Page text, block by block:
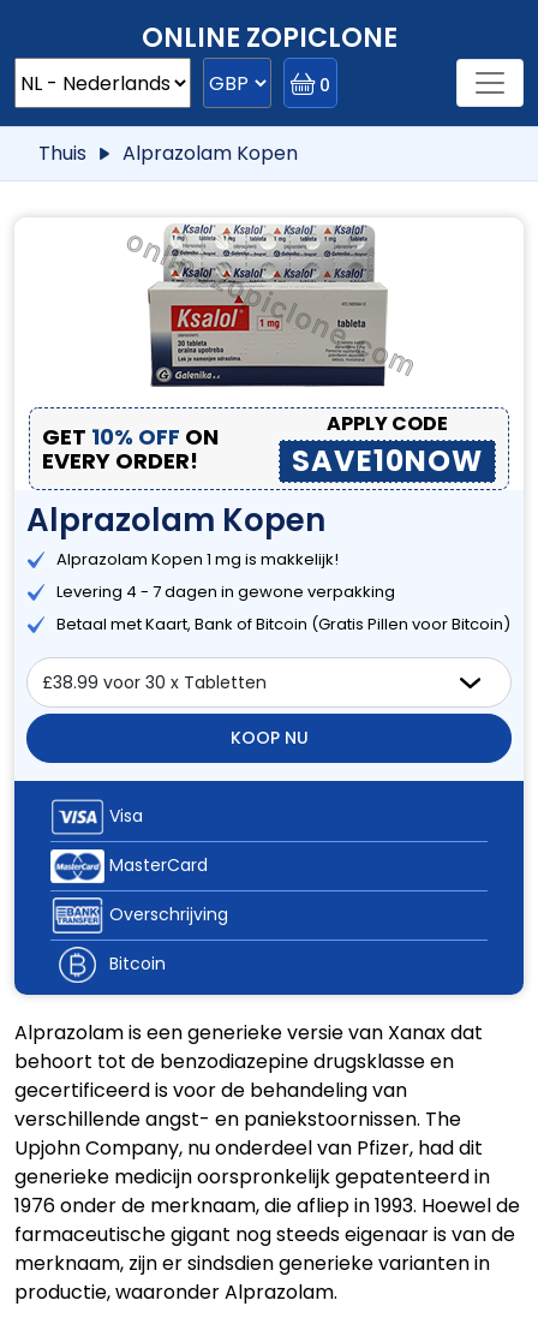
ONLINE ZOPICLONE
0
Thuis Alprazolam Kopen
GET 10% OFF ON
EVERY ORDER!
APPLY CODE
SAVE10NOW
Alprazolam Kopen
Alprazolam Kopen 1 mg is makkelijk!
Levering 4 - 7 dagen in gewone verpakking
Betaal met Kaart, Bank of Bitcoin (Gratis Pillen voor Bitcoin)
KOOP NU
Visa
MasterCard
Overschrijving
Bitcoin
Alprazolam is een generieke versie van Xanax dat
behoort tot de benzodiazepine drugsklasse en
gecertificeerd is voor de behandeling van
verschillende angst- en paniekstoornissen. The
Upjohn Company, nu onderdeel van Pfizer, had dit
generieke medicijn oorspronkelijk gepatenteerd in
1976 onder de merknaam, die afliep in 1993. Hoewel de
farmaceutische gigant nog steeds eigenaar is van de
merknaam, zijn er sindsdien generieke varianten in
productie, waaronder Alprazolam.